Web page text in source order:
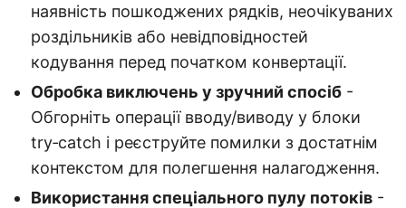
наявність пошкоджених рядків, неочікуваних
роздільників або невідповідностей
кодування перед початком конвертації.
Обробка виключень у зручний спосіб -
Обгорніть операції вводу/виводу у блоки
try‑catch і реєструйте помилки з достатнім
контекстом для полегшення налагодження.
Використання спеціального пулу потоків -